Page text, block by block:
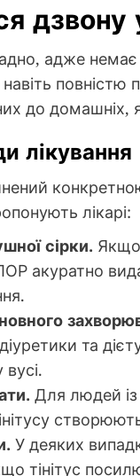
адже немає
повністю
до
лікування
лікарі:
сірки. Якщо
акуратно
та
Для людей із
У деяких
тінітус